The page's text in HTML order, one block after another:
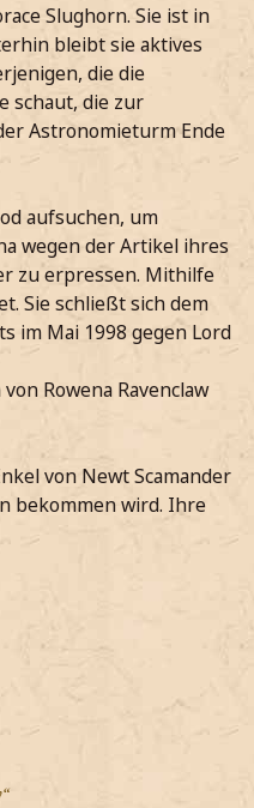
Slughorn. Sie ist in
bleibt sie aktives
die die
schaut, die zur
Astronomieturm Ende
aufsuchen, um
wegen der Artikel ihres
zu erpressen. Mithilfe
Sie schließt sich dem
im Mai 1998 gegen Lord
Rowena Ravenclaw
von Newt Scamander
bekommen wird. Ihre